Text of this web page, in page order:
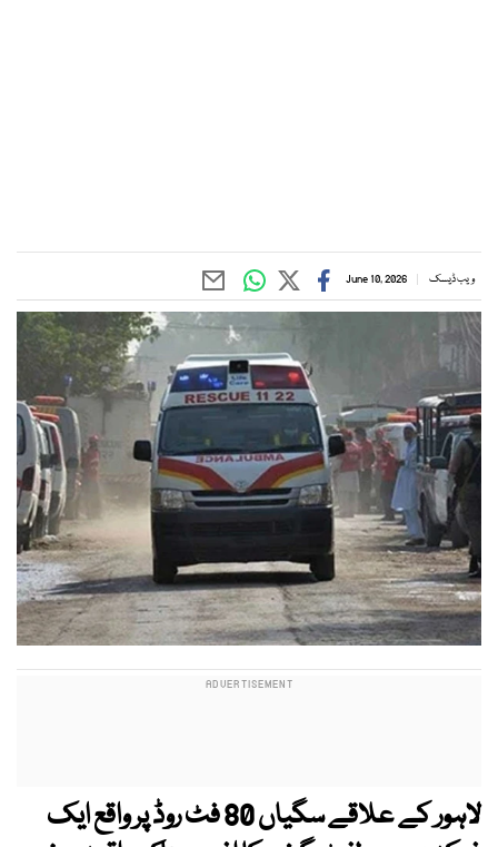
ویب ڈیسک June 10, 2026
لاہور کے علاقے سگیاں 80 فٹ روڈ پر واقع ایک